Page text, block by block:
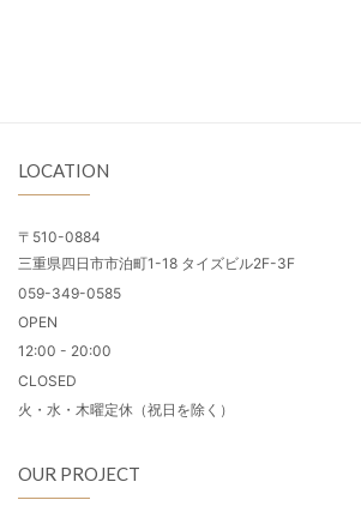
LOCATION
〒510-0884
三重県四日市市泊町1-18 タイズビル2F-3F
059-349-0585
OPEN
12:00 - 20:00
CLOSED
火・水・木曜定休（祝日を除く）
OUR PROJECT